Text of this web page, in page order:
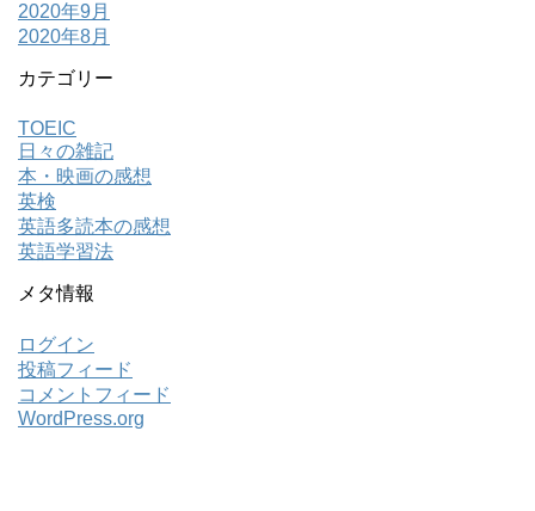
2020年9月
2020年8月
カテゴリー
TOEIC
日々の雑記
本・映画の感想
英検
英語多読本の感想
英語学習法
メタ情報
ログイン
投稿フィード
コメントフィード
WordPress.org